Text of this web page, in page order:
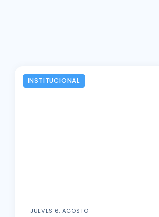
INSTITUCIONAL
JUEVES 6, AGOSTO